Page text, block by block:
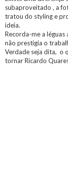
subaproveitado , a
tratou do styling e
ideia.
Recorda-me a léguas
não prestigia o
Verdade seja dita, o
tornar Ricardo